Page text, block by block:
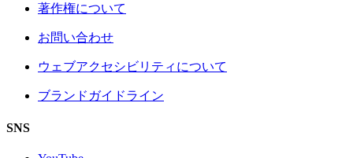
著作権について
お問い合わせ
ウェブアクセシビリティについて
ブランドガイドライン
SNS